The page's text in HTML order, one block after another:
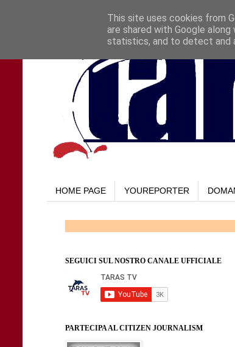
HOME PAGE YOUREPORTER
SEGUICI SUL NOSTRO CANALE UFFICIALE
PARTECIPA AL CITIZEN JOURNALISM
This site uses cookies from
are shared with Google
statistics, and to detect and